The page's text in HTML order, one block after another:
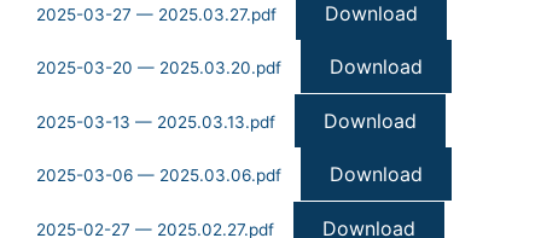
2025-03-27 — 2025.03.27.pdf Download
2025-03-20 — 2025.03.20.pdf Download
2025-03-13 — 2025.03.13.pdf Download
2025-03-06 — 2025.03.06.pdf Download
2025-02-27 — 2025.02.27.pdf Download